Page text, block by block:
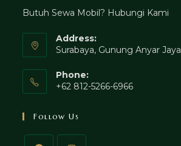
Butuh Sewa Mobil? Hubungi Kami
Address:
Surabaya, Gunung Anyar Jaya
Phone:
+62 812-5266-6966
Follow Us